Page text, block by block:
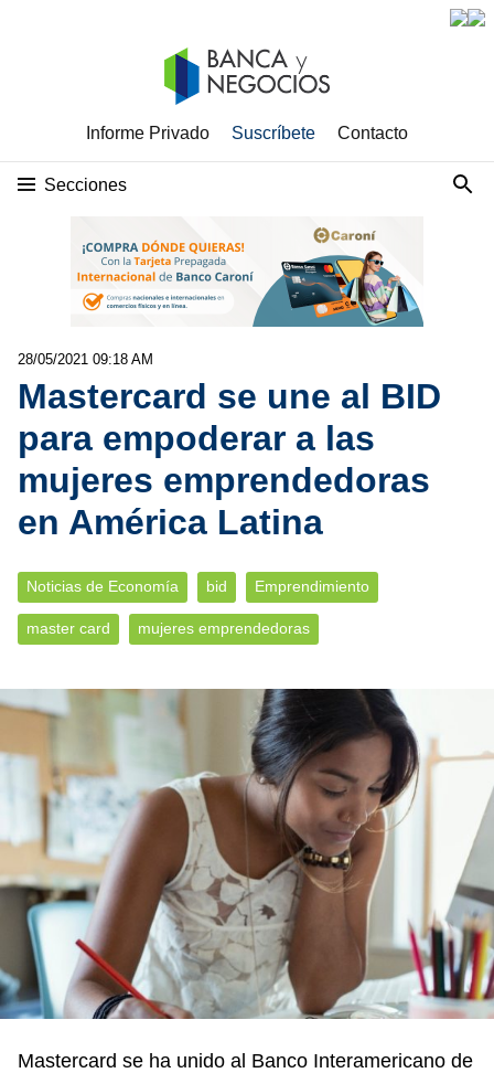
Informe Privado Suscríbete Contacto
Secciones
28/05/2021 09:18 AM
Mastercard se une al BID
para empoderar a las
mujeres emprendedoras
en América Latina
Noticias de Economía bid Emprendimiento
master card mujeres emprendedoras
Mastercard se ha unido al Banco Interamericano de